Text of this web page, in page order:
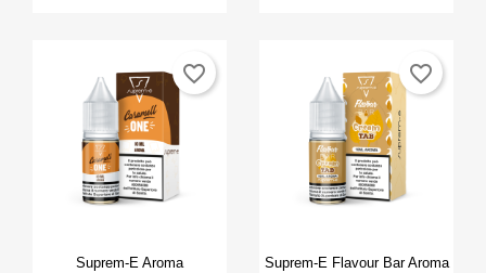
Anteprima
Suprem-E Aroma
favorite_border
Anteprima
Suprem-E Flavour Bar Aroma
favorite_border